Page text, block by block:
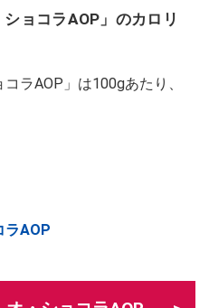
ョコラAOP」のカロリ
ラAOP」は100gあたり、
ラAOP